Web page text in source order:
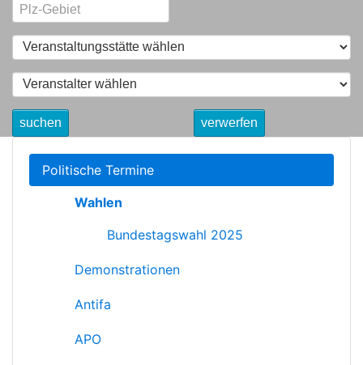
suchen verwerfen
Politische Termine
Wahlen
Bundestagswahl 2025
Demonstrationen
Antifa
APO